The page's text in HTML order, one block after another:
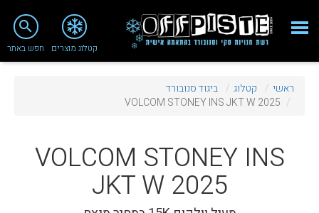
close
מי אנחנו
ציוד סקי
קטלוג מוצרים
search
חפש באתר
ראשי קטלוג
ביגוד סנובורד
VOLCOM STONEY INS JKT W 2025
VOLCOM STONEY INS
JKT W 2025